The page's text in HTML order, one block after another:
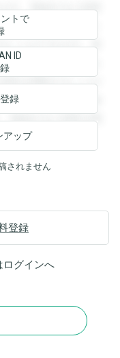
す。登録すると回答
回答を閲覧すること
ことができます。登
。登録すると回答を
答を閲覧することが
とができます。登録
登録すると回答を閲
トで
ID
登録
アップ
されません
登録
ログインへ